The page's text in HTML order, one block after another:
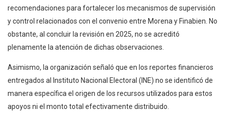
recomendaciones para fortalecer los mecanismos de supervisión
y control relacionados con el convenio entre Morena y Finabien. No
obstante, al concluir la revisión en 2025, no se acreditó
plenamente la atención de dichas observaciones.
Asimismo, la organización señaló que en los reportes financieros
entregados al Instituto Nacional Electoral (INE) no se identificó de
manera específica el origen de los recursos utilizados para estos
apoyos ni el monto total efectivamente distribuido.